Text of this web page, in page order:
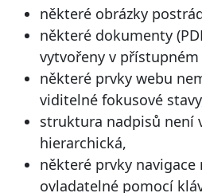
některé obrázky
některé dokumenty
vytvořeny v
některé prvky webu
viditelné fokusové
struktura nadpisů není
hierarchická,
některé prvky navigace
ovladatelné pomocí